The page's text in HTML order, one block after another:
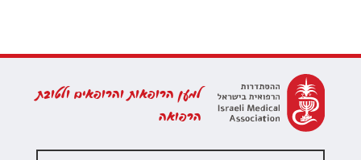
למען הרופאות והרופאים ולטובת
הרפואה